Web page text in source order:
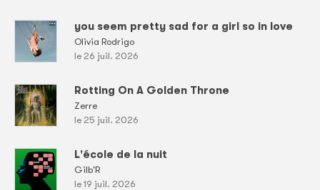
you seem pretty sad for a girl so in love
Olivia Rodrigo
le 26 juil. 2026
Rotting On A Golden Throne
Zerre
le 25 juil. 2026
L'école de la nuit
Gilb'R
le 19 juil. 2026